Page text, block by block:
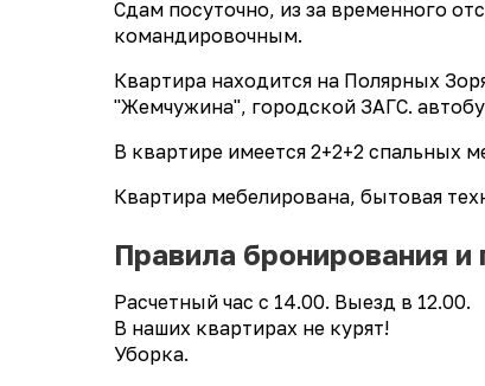
Сдам посуточно, из за временного
командировочным.
Квартира находится на Полярных
"Жемчужина", городской ЗАГС.
В квартире имеется 2+2+2 спальных
Квартира мебелирована, бытовая
Правила бронирования и
Расчетный час с 14.00. Выезд в 12.00.
В наших квартирах не курят!
Уборка.